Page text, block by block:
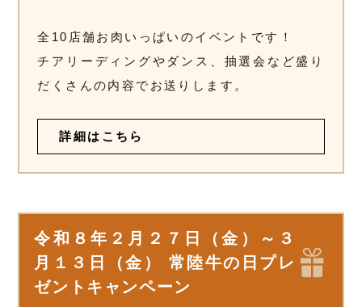
全10店舗お肉いっぱいのイベントです！
チアリーディングやダンス、抽選会など盛り
だくさんの内容でお送りします。
詳細はこちら
令和８年２月２７日（金）～３
月１３日（金） 常陸牛の日プレ
ゼントキャンペーン